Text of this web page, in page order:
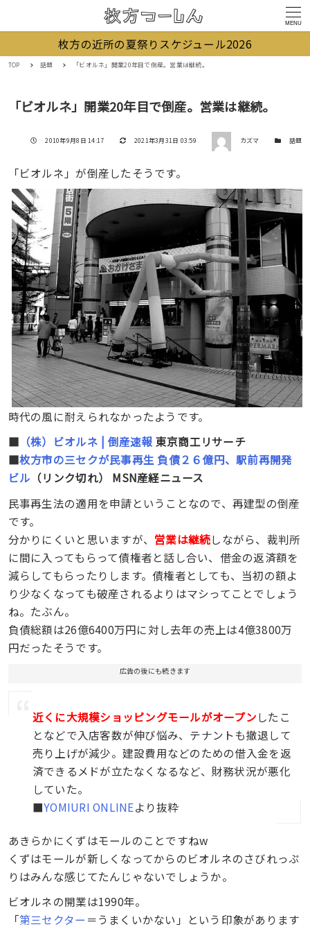
MENU
枚方の近所の夏祭りスケジュール2026
TOP 話題 「ビオルネ」開業20年目で倒産。営業は継続。
「ビオルネ」開業20年目で倒産。営業は継続。
投稿日
2010年9月8日 14:17 更新日
2021年3月31日 03:59 著者 カズマ カテゴリー
話題
「ビオルネ」が倒産したそうです。
時代の風に耐えられなかったようです。
■ （株）ビオルネ | 倒産速報 東京商工リサーチ
■枚方市の三セクが民事再生 負債２６億円、駅前再開発
ビル （リンク切れ） MSN産経ニュース
民事再生法の適用を申請ということなので、再建型の倒産
です。
分かりにくいと思いますが、 営業は継続しながら、裁判所
に間に入ってもらって債権者と話し合い、借金の返済額を
減らしてもらったりします。債権者としても、当初の額よ
り少なくなっても破産されるよりはマシってことでしょう
ね。たぶん。
負債総額は26億6400万円に対し去年の売上は4億3800万
円だったそうです。
広告の後にも続きます
近くに大規模ショッピングモールがオープンしたこ
となどで入店客数が伸び悩み、テナントも撤退して
売り上げが減少。建設費用などのための借入金を返
済できるメドが立たなくなるなど、財務状況が悪化
していた。
■YOMIURI ONLINEより抜粋
あきらかにくずはモールのことですねw
くずはモールが新しくなってからのビオルネのさびれっぷ
りはみんな感じてたんじゃないでしょうか。
ビオルネの開業は1990年。
「第三セクター ＝うまくいかない」という印象があります